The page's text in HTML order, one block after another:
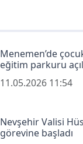
Menemen’de
eğitim parkuru
11.05.2026 11:54
Nevşehir Valisi
görevine başladı